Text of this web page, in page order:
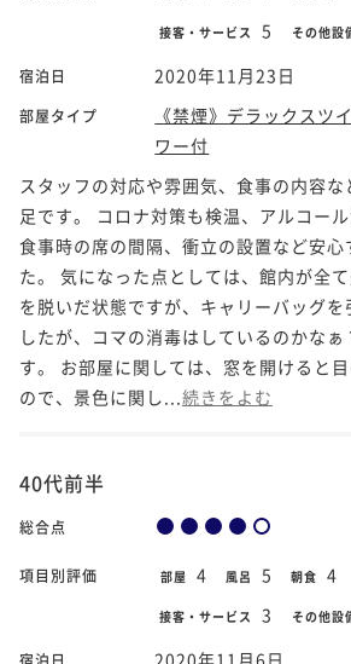
接客・サービス 5 その他設
宿泊日 2020年11月23日
部屋タイプ
《禁煙》デラックスツ
ワー付
スタッフの対応や雰囲気、食事の内容
足です。 コロナ対策も検温、アルコール
食事時の席の間隔、衝立の設置など安
た。 気になった点としては、館内が全
を脱いだ状態ですが、キャリーバッグを
したが、コマの消毒はしているのかな
す。 お部屋に関しては、窓を開けると
ので、景色に関し... 続きをよむ
40代前半
総合点
項目別評価 部屋 4 風呂 5 朝食 4
接客・サービス 3 その他設
宿泊日 2020年11月6日